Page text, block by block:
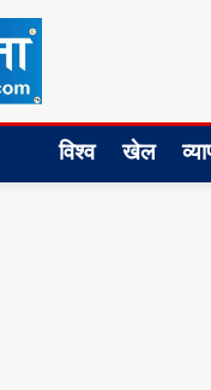
विश्व खेल